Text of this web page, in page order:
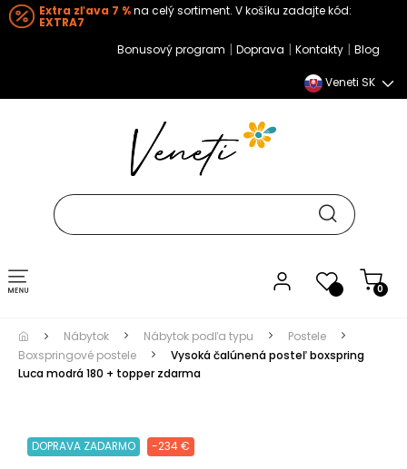
Extra zľava 7 %na celý sortiment. V košíku zadajte kód:
EXTRA7
Bonusový program | Doprava | Kontakty | Blog
Veneti SK
0
Toggle navigation
Nábytok Nábytok podľa typu
Postele
Boxspringové postele
Vysoká čalúnená posteľ boxspring
Luca modrá 180 + topper zdarma
DOPRAVA ZADARMO -234 €